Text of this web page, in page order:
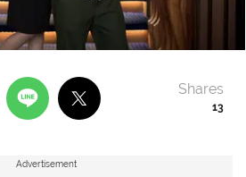
13
Shares
Advertisement